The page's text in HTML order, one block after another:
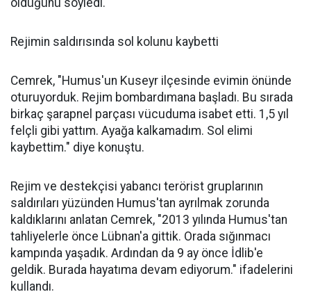
öldüğünü söyledi.
Rejimin saldırısında sol kolunu kaybetti
Cemrek, "Humus'un Kuseyr ilçesinde evimin önünde
oturuyorduk. Rejim bombardımana başladı. Bu sırada
birkaç şarapnel parçası vücuduma isabet etti. 1,5 yıl
felçli gibi yattım. Ayağa kalkamadım. Sol elimi
kaybettim." diye konuştu.
Rejim ve destekçisi yabancı terörist gruplarının
saldırıları yüzünden Humus'tan ayrılmak zorunda
kaldıklarını anlatan Cemrek, "2013 yılında Humus'tan
tahliyelerle önce Lübnan'a gittik. Orada sığınmacı
kampında yaşadık. Ardından da 9 ay önce İdlib'e
geldik. Burada hayatıma devam ediyorum." ifadelerini
kullandı.